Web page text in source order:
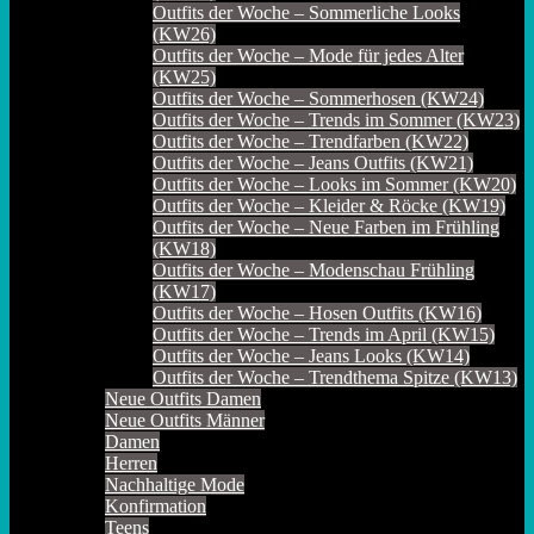
Outfits der Woche – Sommerliche Looks
(KW26)
Outfits der Woche – Mode für jedes Alter
(KW25)
Outfits der Woche – Sommerhosen (KW24)
Outfits der Woche – Trends im Sommer (KW23)
Outfits der Woche – Trendfarben (KW22)
Outfits der Woche – Jeans Outfits (KW21)
Outfits der Woche – Looks im Sommer (KW20)
Outfits der Woche – Kleider & Röcke (KW19)
Outfits der Woche – Neue Farben im Frühling
(KW18)
Outfits der Woche – Modenschau Frühling
(KW17)
Outfits der Woche – Hosen Outfits (KW16)
Outfits der Woche – Trends im April (KW15)
Outfits der Woche – Jeans Looks (KW14)
Outfits der Woche – Trendthema Spitze (KW13)
Neue Outfits Damen
Neue Outfits Männer
Damen
Herren
Nachhaltige Mode
Konfirmation
Teens